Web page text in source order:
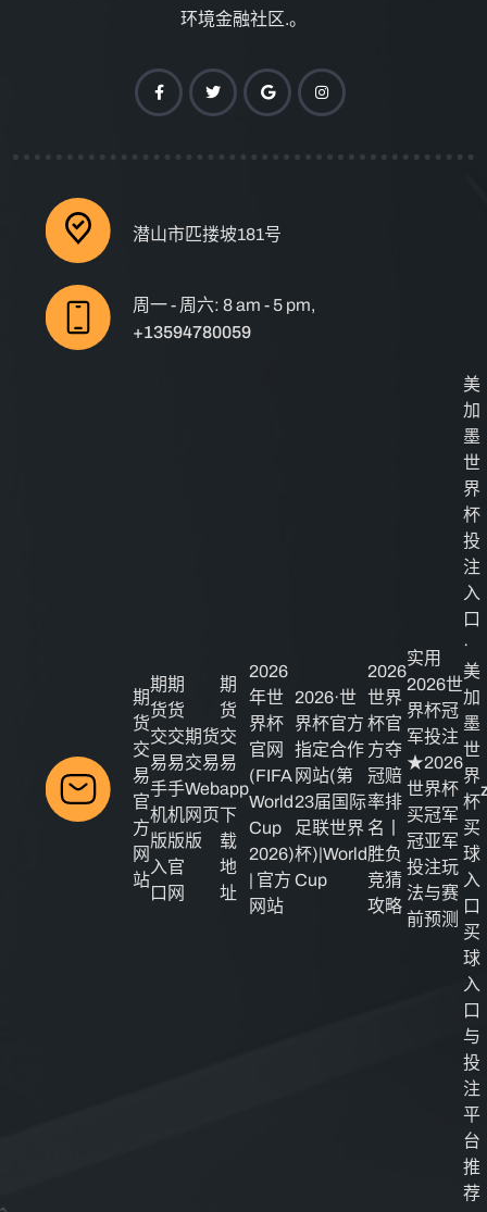
环境金融社区.。
潜山市匹搂坡181号
周一 - 周六: 8 am - 5 pm,
+13594780059
期
货
交
易
官
方
网
站
期
货
交
易
手
机
版
入
口
期
货
交
易
手
机
版
官
网
期货
交易
Web
网页
版
期
货
交
易
app
下
载
地
址
2026
年世
界杯
官网
(FIFA
World
Cup
2026)
| 官方
网站
2026·世
界杯官方
指定合作
网站(第
23届国际
足联世界
杯)|World
Cup
2026
世界
杯官
方夺
冠赔
率排
名丨
胜负
竞猜
攻略
实用
2026世
界杯冠
军投注
★2026
世界杯
买冠军
冠亚军
投注玩
法与赛
前预测
美
加
墨
世
界
杯
投
注
入
口
·
美
加
墨
世
界
杯
买
球
入
口
买
球
入
口
与
投
注
平
台
推
荐